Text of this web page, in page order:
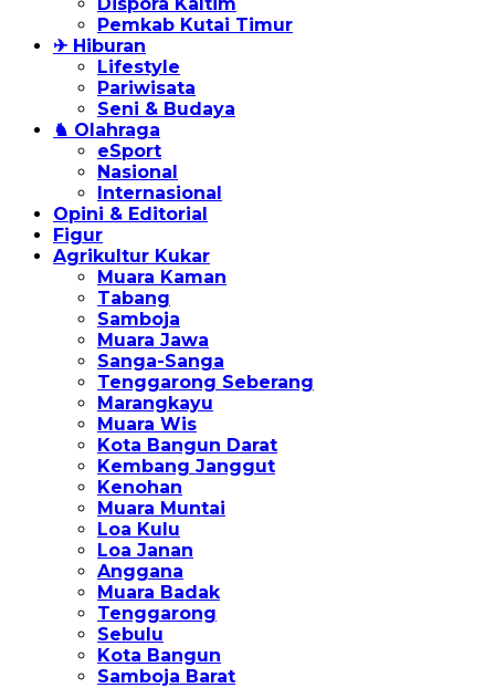
Pemkab Kutai Timur
✈ Hiburan
Lifestyle
Pariwisata
Seni & Budaya
♞ Olahraga
eSport
Nasional
Internasional
Opini & Editorial
Figur
Agrikultur Kukar
Muara Kaman
Tabang
Samboja
Muara Jawa
Sanga-Sanga
Tenggarong Seberang
Marangkayu
Muara Wis
Kota Bangun Darat
Kembang Janggut
Kenohan
Muara Muntai
Loa Kulu
Loa Janan
Anggana
Muara Badak
Tenggarong
Sebulu
Kota Bangun
Samboja Barat